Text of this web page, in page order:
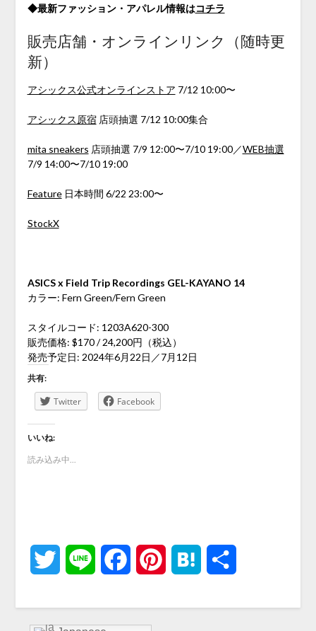
◆最新ファッション・アパレル情報はコチラ
販売店舗・オンラインリンク（随時更
新）
アシックス公式オンラインストア 7/12 10:00〜
アシックス原宿店頭抽選 7/12 10:00集合
mita sneakers 店頭抽選 7/9 12:00〜7/10 19:00／WEB抽選
7/9 14:00〜7/10 19:00
Feature日本時間 6/22 23:00〜
StockX
ASICS x Field Trip Recordings GEL-KAYANO 14
カラー: Fern Green/Fern Green
スタイルコード: 1203A620-300
販売価格: $170 / 24,200円（税込）
発売予定日: 2024年6月22日／7月12日
共有:
Twitter Facebook
いいね:
読み込み中...
Twitter Line FacebookPinterest Hatena